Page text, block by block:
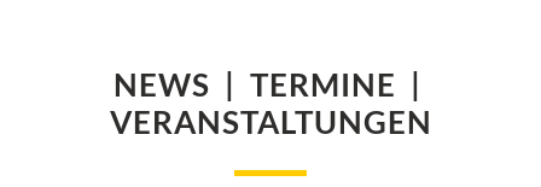
NEWS | TERMINE |
VERANSTALTUNGEN